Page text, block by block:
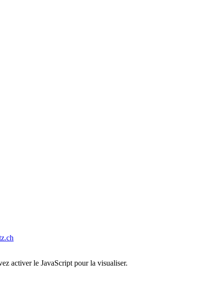
activer le JavaScript pour la visualiser.